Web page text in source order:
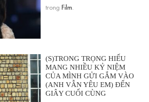
trong Film
(S)TRONG TRỌNG HIẾU
MANG NHIỀU KỶ NIỆM
CỦA MÌNH GỬI GẮM VÀO
(ANH VẪN YÊU EM) ĐẾN
GIÂY CUỐI CÙNG